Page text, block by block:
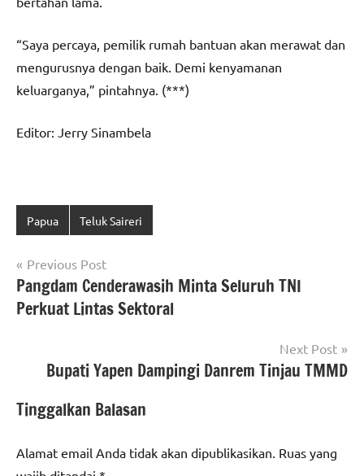
“Saya percaya, pemilik rumah bantuan akan merawat dan
mengurusnya dengan baik. Demi kenyamanan
keluarganya,” pintahnya. (***)
Editor: Jerry Sinambela
Papua Teluk Saireri
Navigasi
pos
Previous Post
Pangdam Cenderawasih Minta Seluruh TNI
Perkuat Lintas Sektoral
Next Post
Bupati Yapen Dampingi Danrem Tinjau TMMD
Tinggalkan Balasan
Alamat email Anda tidak akan dipublikasikan. Ruas yang